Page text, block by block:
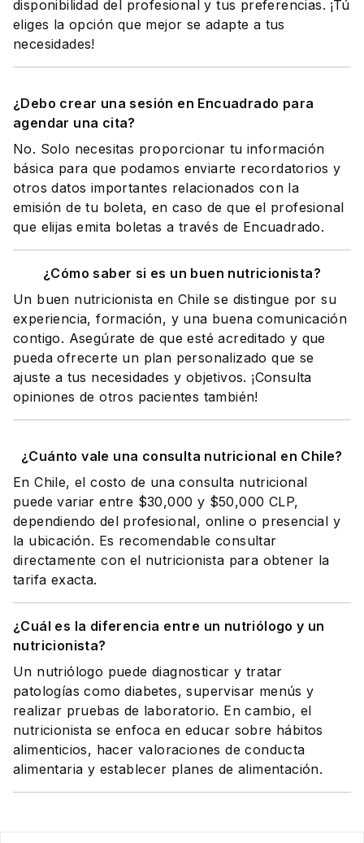
disponibilidad del profesional y tus preferencias. ¡Tú
eliges la opción que mejor se adapte a tus
necesidades!
¿Debo crear una sesión en Encuadrado para
agendar una cita?
No. Solo necesitas proporcionar tu información
básica para que podamos enviarte recordatorios y
otros datos importantes relacionados con la
emisión de tu boleta, en caso de que el profesional
que elijas emita boletas a través de Encuadrado.
¿Cómo saber si es un buen nutricionista?
Un buen nutricionista en Chile se distingue por su
experiencia, formación, y una buena comunicación
contigo. Asegúrate de que esté acreditado y que
pueda ofrecerte un plan personalizado que se
ajuste a tus necesidades y objetivos. ¡Consulta
opiniones de otros pacientes también!
¿Cuánto vale una consulta nutricional en Chile?
En Chile, el costo de una consulta nutricional
puede variar entre $30,000 y $50,000 CLP,
dependiendo del profesional, online o presencial y
la ubicación. Es recomendable consultar
directamente con el nutricionista para obtener la
tarifa exacta.
¿Cuál es la diferencia entre un nutriólogo y un
nutricionista?
Un nutriólogo puede diagnosticar y tratar
patologías como diabetes, supervisar menús y
realizar pruebas de laboratorio. En cambio, el
nutricionista se enfoca en educar sobre hábitos
alimenticios, hacer valoraciones de conducta
alimentaria y establecer planes de alimentación.